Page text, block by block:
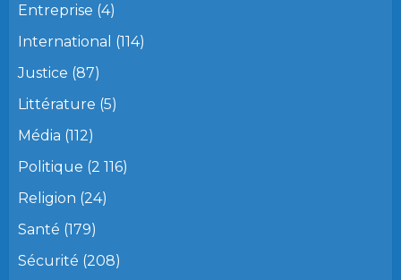
Entreprise (4)
International (114)
Justice (87)
Littérature (5)
Média (112)
Politique (2 116)
Religion (24)
Santé (179)
Sécurité (208)